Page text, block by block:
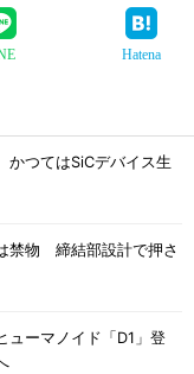
Hatena
かつてはSiCデバイス生
禁物 締結部設計で押さ
ーマノイド「D1」登